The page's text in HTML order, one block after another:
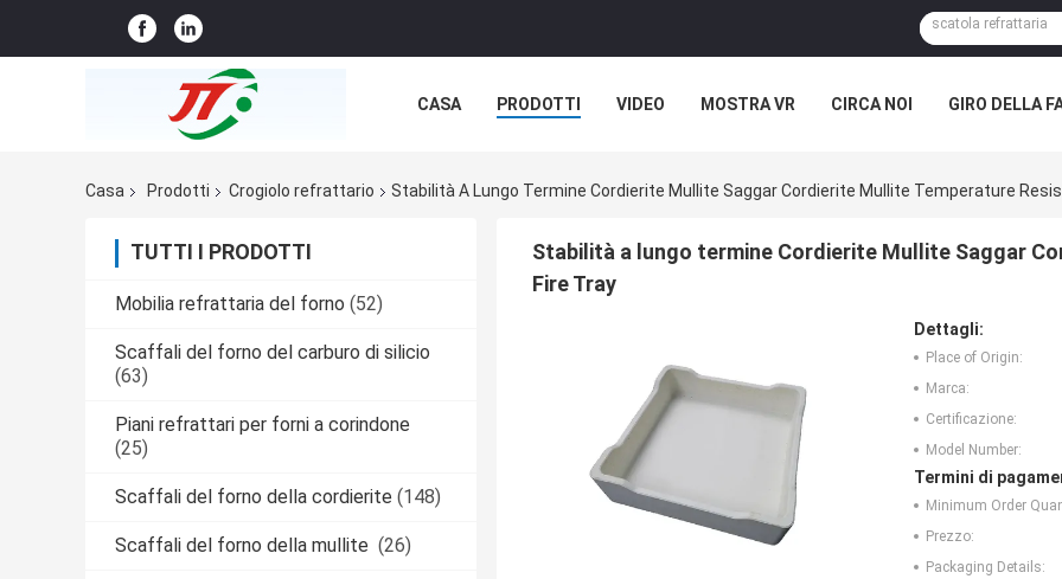
CASA PRODOTTI VIDEO MOSTRA VR CIRCA NOI GIRO DELLA
Casa
Prodotti Crogiolo refrattario Stabilità A Lungo Termine Cordierite Mullite Saggar Cordierite Mullite Temperature
TUTTI I PRODOTTI
Mobilia refrattaria del forno (52)
Scaffali del forno del carburo di silicio
(63)
Piani refrattari per forni a corindone
(25)
Scaffali del forno della cordierite (148)
Scaffali del forno della mullite (26)
Stabilità a lungo termine Cordierite Mullite Saggar
Fire Tray
Dettagli:
Place of Origin:
Marca:
Certificazione:
Model Number:
Termini di
Minimum Order
Prezzo:
Packaging Details: